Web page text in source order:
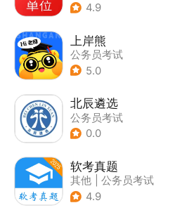
4.9
上岸熊
公务员考试
5.0
北辰遴选
公务员考试
0.0
软考真题
其他
公务员考试
4.9